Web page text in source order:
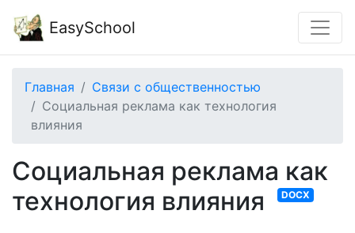
EasySchool
Главная
Связи с общественностью
Социальная реклама как технология
влияния
Социальная реклама как
технология влияния
DOCX